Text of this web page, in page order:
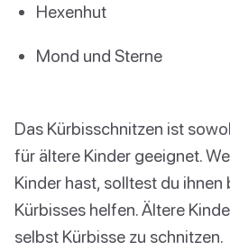
Hexenhut
Mond und Sterne
Das Kürbisschnitzen ist
für ältere Kinder geeignet.
Kinder hast, solltest du
Kürbisses helfen. Ältere
selbst Kürbisse zu schnitzen.